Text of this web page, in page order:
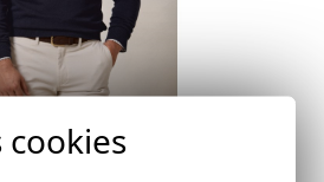
cookies